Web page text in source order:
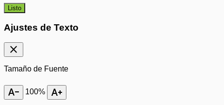
Listo
Ajustes de Texto
close
Tamaño de Fuente
text_decrease 100% text_increase